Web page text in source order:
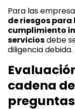
Para las
de riesgos
cumplimiento
serviciosdebe
diligencia debida.
cadena